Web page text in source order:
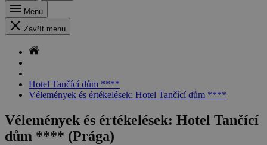
Menu
Zavřít menu
Hotel Tančící dům ****
Vélemények és értékelések: Hotel Tančící dům ****
Vélemények és értékelések: Hotel Tančící
dům **** (Prága)